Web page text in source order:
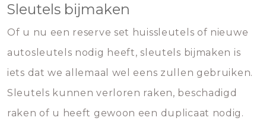
Sleutels bijmaken
Of u nu een reserve set huissleutels of nieuwe
autosleutels nodig heeft, sleutels bijmaken is
iets dat we allemaal wel eens zullen gebruiken.
Sleutels kunnen verloren raken, beschadigd
raken of u heeft gewoon een duplicaat nodig.